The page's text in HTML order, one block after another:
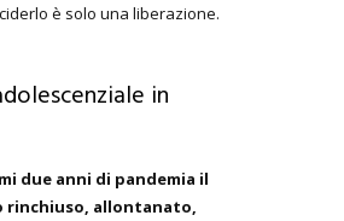
è solo una liberazione.
in
due anni di pandemia il
rinchiuso, allontanato,